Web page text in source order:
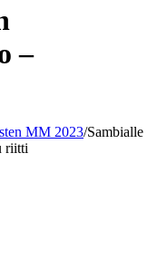
–
MM 2023/Sambialle
riitti